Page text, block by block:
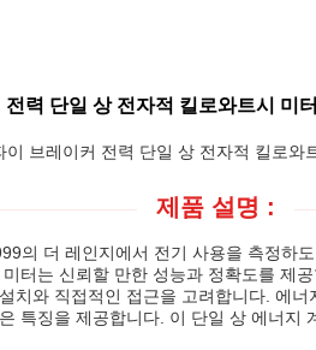
력 단일 상 전자적 킬로와트시 미
브레이커 전력 단일 상 전자적 킬로
제품 설명 :
의 더 레인지에서 전기 사용을 측정하
터는 신뢰할 만한 성능과 정확도를 제
치와 직접적인 접근을 고려합니다. 에
특징을 제공합니다. 이 단일 상 에너지